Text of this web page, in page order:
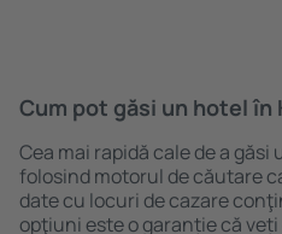
Cum pot găsi un hotel în
Cea mai rapidă cale de a
folosind motorul de căutare
date cu locuri de cazare
opţiuni este o garanție că